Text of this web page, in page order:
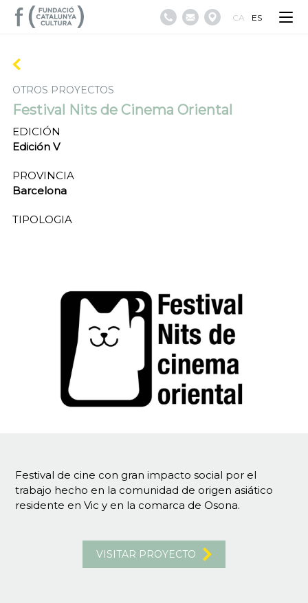
CA ES
OTROS PROYECTOS
Festival Nits de Cinema Oriental
EDICIÓN
Edición V
PROVINCIA
Barcelona
TIPOLOGIA
Festival de cine con gran impacto social por el
trabajo hecho en la comunidad de origen asiático
residente en Vic y en la comarca de Osona.
VISITAR PROYECTO